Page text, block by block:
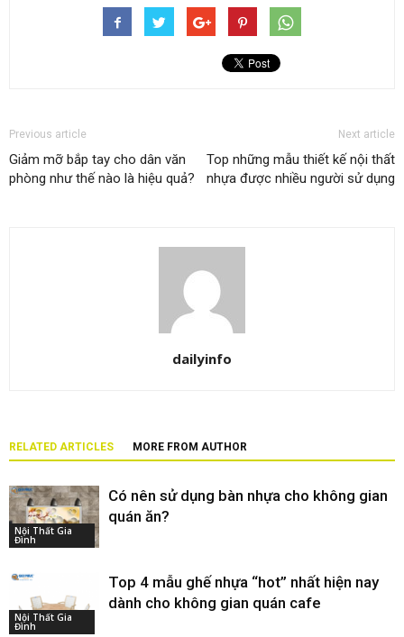
Previous article
Giảm mỡ bắp tay cho dân văn
phòng như thế nào là hiệu quả?
Next article
Top những mẫu thiết kế nội thất
nhựa được nhiều người sử dụng
dailyinfo
RELATED ARTICLES MORE FROM AUTHOR
Nội Thất Gia
Đình
Có nên sử dụng bàn nhựa cho không gian
quán ăn?
Nội Thất Gia
Đình
Top 4 mẫu ghế nhựa “hot” nhất hiện nay
dành cho không gian quán cafe